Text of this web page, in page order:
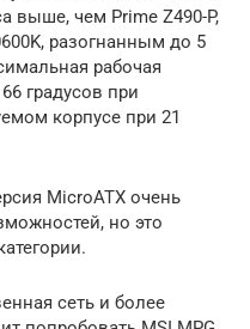
выше, чем Prime Z490-P,
разогнанным до 5
рабочая
градусов при
корпусе при 21
MicroATX очень
но это
сеть и более